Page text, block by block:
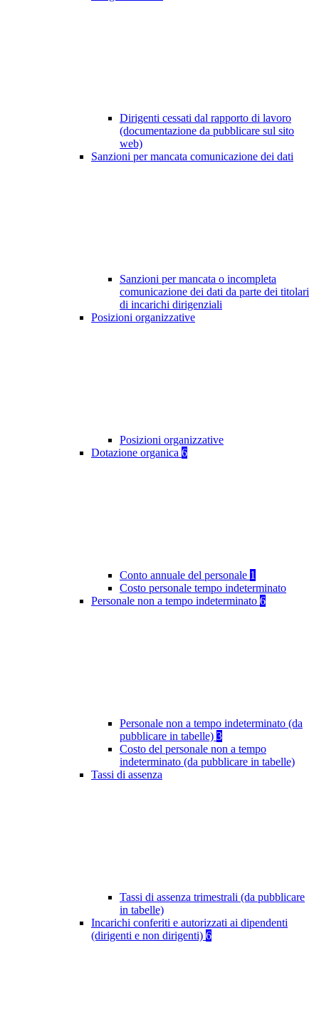
Dirigenti cessati dal rapporto di lavoro
(documentazione da pubblicare sul sito
web)
Sanzioni per mancata comunicazione dei dati
Sanzioni per mancata o incompleta
comunicazione dei dati da parte dei titolari
di incarichi dirigenziali
Posizioni organizzative
Posizioni organizzative
Dotazione organica 6
Conto annuale del personale 1
Costo personale tempo indeterminato
Personale non a tempo indeterminato 6
Personale non a tempo indeterminato (da
pubblicare in tabelle) 3
Costo del personale non a tempo
indeterminato (da pubblicare in tabelle)
Tassi di assenza
Tassi di assenza trimestrali (da pubblicare
in tabelle)
Incarichi conferiti e autorizzati ai dipendenti
(dirigenti e non dirigenti) 6